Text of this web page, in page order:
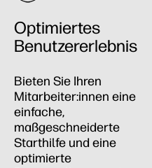
Optimiertes
Benutzererlebnis
Bieten Sie Ihren
Mitarbeiter:innen eine
einfache,
maßgeschneiderte
Starthilfe und eine
optimierte